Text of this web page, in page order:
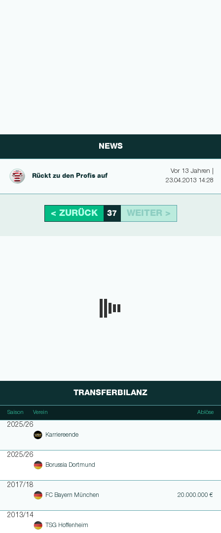
NEWS
Rückt zu den Profis auf
Vor 13 Jahren |
23.04.2013 14:28
< ZURÜCK 37 WEITER >
TRANSFERBILANZ
Saison Verein Ablöse
2025/26
Karriereende
2025/26
Borussia Dortmund
2017/18
FC Bayern München 20.000.000 €
2013/14
TSG Hoffenheim